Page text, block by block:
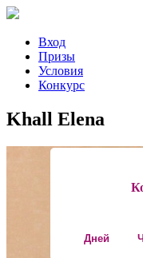
Вход
Призы
Условия
Конкурс
Khall Elena
Дней